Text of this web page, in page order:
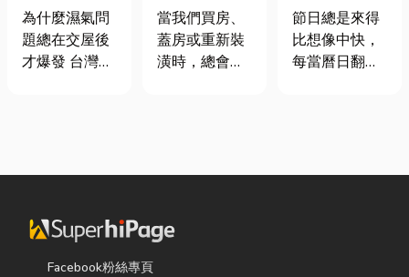
氣重怎麼辦？
全屋除濕機＋
全熱交換器整
為什麼濕氣問
題總在交屋後
才爆發 台灣氣
同步規劃空氣
濕氣會躲進看
不到的地方持
續發酵。常見
家，從專業門
窗開始
當我們買房、
蓋房或重新裝
潢時，總會把
天都在使用的
門窗不只是遮
七夕送什麼不
踩雷？限定甜
點哪裡買？台
節日總是來得
比想像中快，
每當曆日翻到
候？」、「七
Facebook粉絲專頁